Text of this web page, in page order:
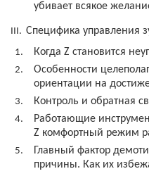
убивает всякое
III. Специфика управления
Когда Z становится
Особенности
ориентации на
Контроль и обратная
Работающие
Z комфортный режим
Главный фактор
причины. Как их